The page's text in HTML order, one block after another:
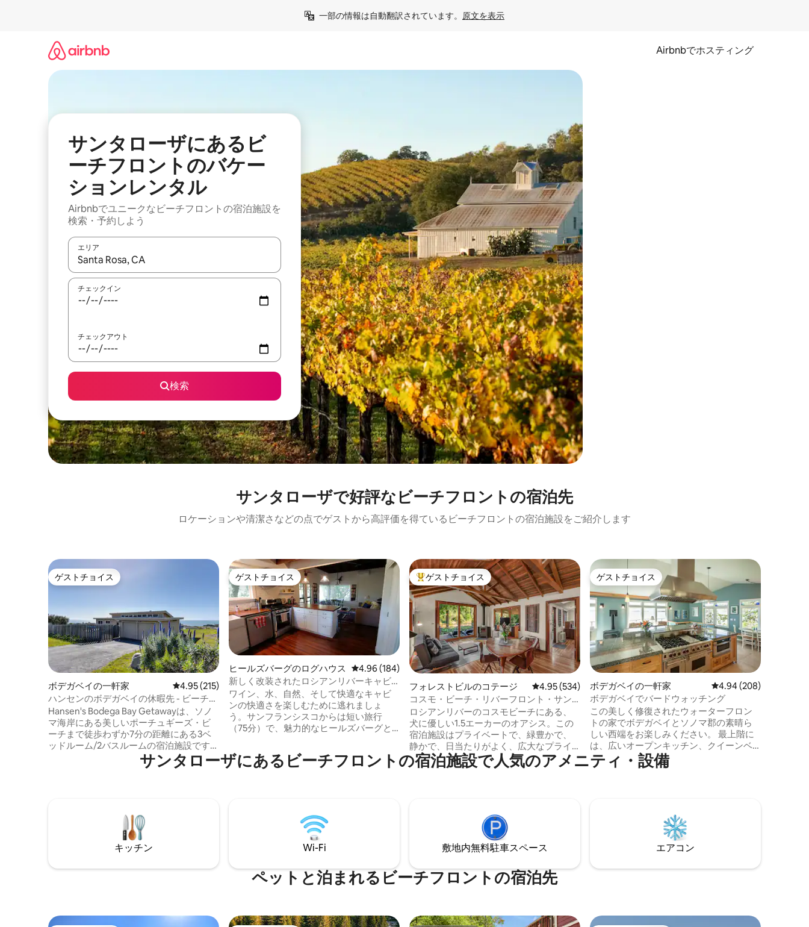
一部の情報は自動翻訳されています。 原文を表示
Airbnbでホスティング
サンタローザにあるビ
ーチフロントのバケー
ションレンタル
Airbnbでユニークなビーチフロントの宿泊施設を
検索・予約しよう
エリア
検索結果が表示されたら、上下の矢印キーを使って移動するか、画面をタッチまたはスワイプして検索結果を確認することができます。
チェックイン
チェックアウト
検索
サンタローザで好評なビーチフロントの宿泊先
ロケーションや清潔さなどの点でゲストから高評価を得ているビーチフロントの宿泊施設をご紹介します
ゲストチョイス
ゲストチョイス
ボデガベイの一軒家 レビュー215件、5つ星中4.95つ星の平均評価
4.95 (215)
ハンセンのボデガベイの休暇先 - ビーチま
で徒歩！
Hansen's Bodega Bay Getawayは、ソノ
マ海岸にある美しいポーチュギーズ・ビ
ーチまで徒歩わずか7分の距離にある3ベ
ッドルーム/2バスルームの宿泊施設です。
素晴らしい夕日が見られる静かなエリア
に位置しており、屋根付きのデッキ、暖
グ、釣り、ホエールウォッチング、ボー
ト、ワインテイスティングなど、デジタ
ルデバイスから離れたリクリエーション
を再発見しましょう。一方通行の窓から
キャットが歩き回る中、くつろぎの時間
ゲストチョイス
ゲストチョイス
ヒールズバーグのログハウス レビュー184件、5つ星中4.96つ星の平均評価
4.96 (184)
新しく改装されたロシアンリバーキャビ
ン（ビーチ／川アクセス！）
ワイン、水、自然、そして快適なキャビ
ンの快適さを楽しむために逃れましょ
う。サンフランシスコからは短い旅行
（75分）で、魅力的なヒールズバーグと
わずか数分です。 ロシア川沿いにある私
たちのキャビンは、ワインテイスティン
つ（角とムースマウントは家に付属して
います！ ）、モダンなデザインと快適さ
を備えています。カップルやご家族に最
大好評のゲストチョイスです。
ゲストチョイス
フォレストビルのコテージ レビュー534件、5つ星中4.95つ星の平均評価
4.95 (534)
コスモ・ビーチ・リバーフロント・サン
クチュアリ
ロシアンリバーのコスモビーチにある、
犬に優しい1.5エーカーのオアシス。この
宿泊施設はプライベートで、緑豊かで、
静かで、日当たりがよく、広大なプライ
ベートビーチに隣接しています。モダン
でありながら、芸術的な素朴さを備えた
ドウの木、野生動物があります。ヒール
ズバーグ、セバストポル、ソノマ海岸の
間の中心部に位置しています。素晴らし
いワイナリー、トレイル、セコイアが数
分で行けます。3つのビーチとリバーパー
クはすぐ近くです
ゲストチョイス
ゲストチョイス
ボデガベイの一軒家 レビュー208件、5つ星
4.94 (208)
ボデガベイでバードウォッチング
この美しく修復されたウォーターフロン
トの家でボデガベイとソノマ郡の素晴ら
しい西端をお楽しみください。 最上階に
は、広いオープンキッチン、クイーンベ
ッド1台の専用ベッドルーム、バスルーム
があります。下の階にはキングサイズベ
眺めることができます。 また、ゲストの
ための新しいEV充電器をご用意しまし
た！ これは、ほとんどの非テスラ車両用
のJ1772プラグです。 テスラ車の所有者の
サンタローザにあるビーチフロントの宿泊施設で人気のアメニティ・設備
キッチン Wi-Fi 敷地内無料駐⁠車ス⁠ペ⁠ー⁠ス エアコン
ペットと泊まれるビーチフロントの宿泊先